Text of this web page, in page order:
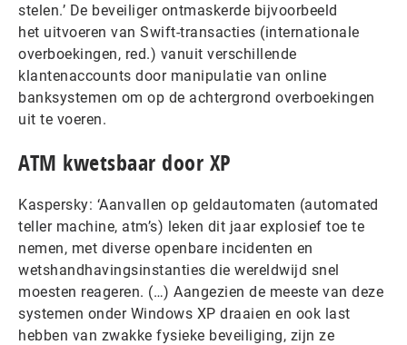
stelen.’ De beveiliger ontmaskerde bijvoorbeeld
het uitvoeren van Swift-transacties (internationale
overboekingen, red.) vanuit verschillende
klantenaccounts door manipulatie van online
banksystemen om op de achtergrond overboekingen
uit te voeren.
ATM kwetsbaar door XP
Kaspersky: ‘Aanvallen op geldautomaten (automated
teller machine, atm’s) leken dit jaar explosief toe te
nemen, met diverse openbare incidenten en
wetshandhavingsinstanties die wereldwijd snel
moesten reageren. (…) Aangezien de meeste van deze
systemen onder Windows XP draaien en ook last
hebben van zwakke fysieke beveiliging, zijn ze